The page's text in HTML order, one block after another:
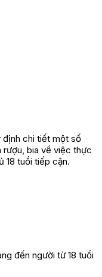
chi tiết một số
rượu, bia về việc thực
18 tuổi tiếp cận.
đến người từ 18 tuổi